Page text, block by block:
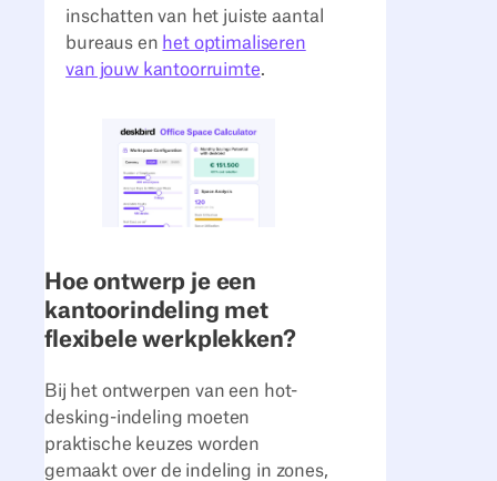
inschatten van het juiste aantal
bureaus en het optimaliseren
van jouw kantoorruimte.
Hoe ontwerp je een
kantoorindeling met
flexibele werkplekken?
Bij het ontwerpen van een hot-
desking-indeling moeten
praktische keuzes worden
gemaakt over de indeling in zones,